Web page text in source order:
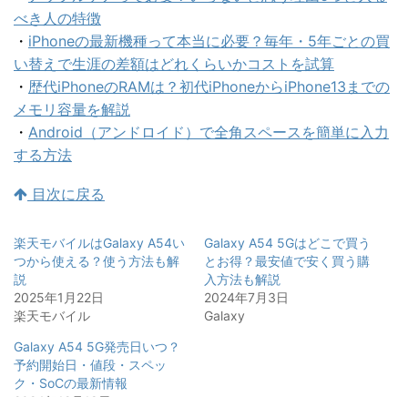
べき人の特徴
・ iPhoneの最新機種って本当に必要？毎年・5年ごとの買
い替えで生涯の差額はどれくらいかコストを試算
・ 歴代iPhoneのRAMは？初代iPhoneからiPhone13までの
メモリ容量を解説
・ Android（アンドロイド）で全角スペースを簡単に入力
する方法
目次に戻る
楽天モバイルはGalaxy A54い
つから使える？使う方法も解
説
2025年1月22日
楽天モバイル
Galaxy A54 5Gはどこで買う
とお得？最安値で安く買う購
入方法も解説
2024年7月3日
Galaxy
Galaxy A54 5G発売日いつ？
予約開始日・値段・スペッ
ク・SoCの最新情報